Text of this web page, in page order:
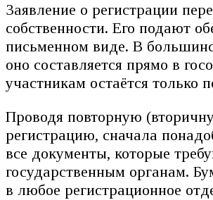
Заявление о регистрации
собственности. Его подают
письменном виде. В
оно составляется прямо в
участникам остаётся только
Проводя повторную
регистрацию, сначала
все документы, которые
государственным органам.
в любое регистрационное